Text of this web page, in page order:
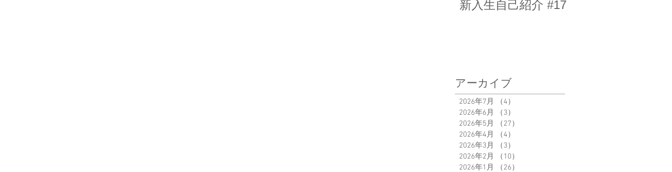
新入生自己紹介 #17
アーカイブ
2026年7月 （4）
2026年6月
（3）
2026年5月
（27）
2026年4月
（4）
2026年3月
（3）
2026年2月
（10）
2026年1月
（26）